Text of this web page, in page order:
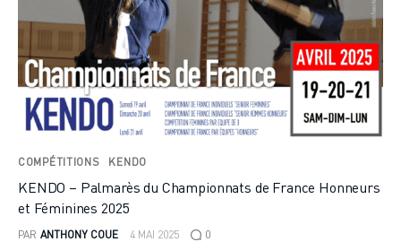
COMPÉTITIONS KENDO
KENDO – Palmarès du Championnats de France Honneurs
et Féminines 2025
PAR ANTHONY COUE 4 MAI 2025 0